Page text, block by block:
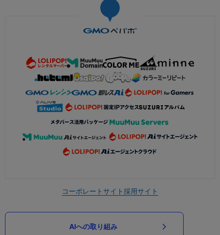
コーポレートサイト採用サイト
AIへの取り組み